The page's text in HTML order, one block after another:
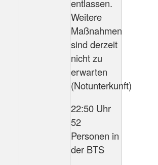
entlassen.
Weitere
Maßnahmen
sind derzeit
nicht zu
erwarten
(Notunterkunft)
22:50 Uhr
52
Personen in
der BTS